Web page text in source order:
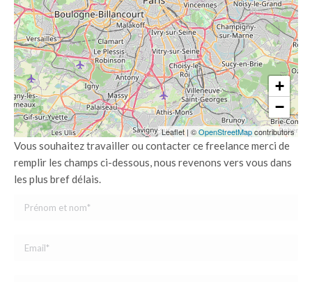
+
−
Leaflet| ©OpenStreetMapcontributors
Vous souhaitez travailler ou contacter ce freelance merci de
remplir les champs ci-dessous, nous revenons vers vous dans
les plus bref délais.